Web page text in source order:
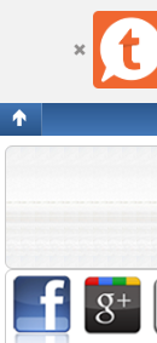
Belépés